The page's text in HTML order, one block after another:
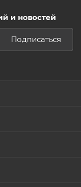
и новостей
Подписаться